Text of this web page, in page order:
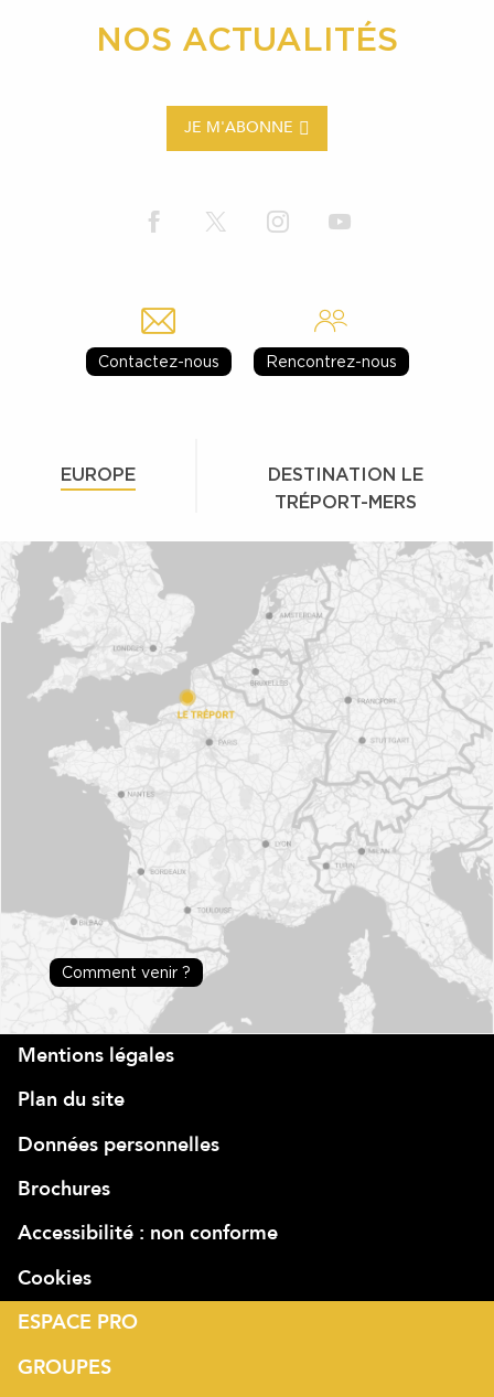
NOS ACTUALITÉS
JE M'ABONNE
Contactez-nous Rencontrez-nous
EUROPE
DESTINATION LE
TRÉPORT-MERS
Comment venir ?
Mentions légales
Plan du site
Données personnelles
Brochures
Accessibilité : non conforme
Cookies
ESPACE PRO
GROUPES